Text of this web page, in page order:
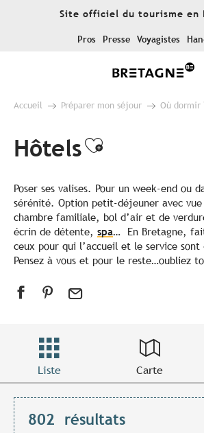
Site officiel du tourisme en
Pros Presse Voyagistes
Accueil Préparer mon séjour Où dormir
HôtelsAjouter
Poser ses valises. Pour un week-end ou
sérénité. Option petit-déjeuner avec
chambre familiale, bol d’air et de
écrin de détente, spa… En Bretagne,
ceux pour qui l’accueil et le service sont
Pensez à vous et pour le reste…oubliez
Liste Carte
802 résultats